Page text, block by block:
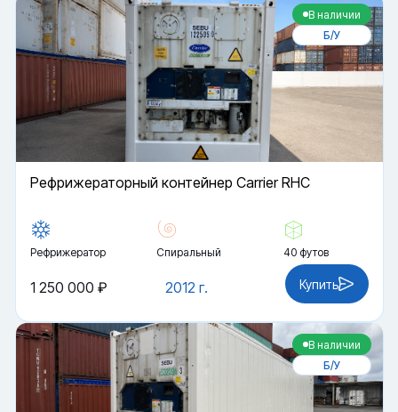
В наличии
Б/У
Рефрижераторный контейнер Carrier RHC
Рефрижератор Спиральный 40 футов
2012 г.
1 250 000 ₽ Купить
В наличии
Б/У